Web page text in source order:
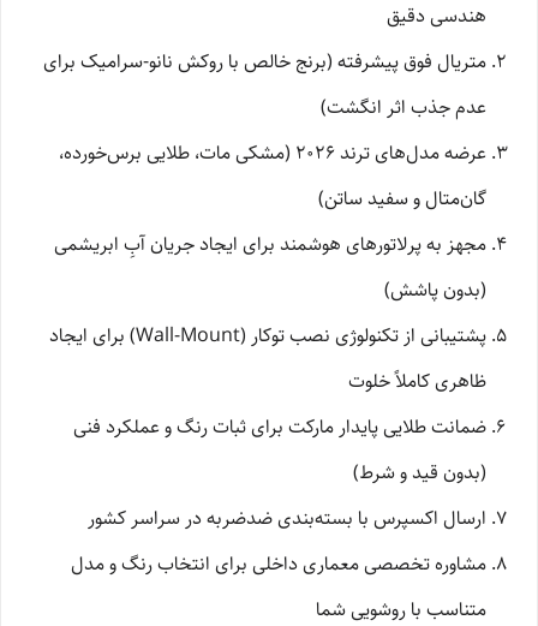
هندسی دقیق
متریال فوق پیشرفته (برنج خالص با روکش نانو-سرامیک برای
عدم جذب اثر انگشت)
عرضه مدل‌های ترند ۲۰۲۶ (مشکی مات، طلایی برس‌خورده،
گان‌متال و سفید ساتن)
مجهز به پرلاتورهای هوشمند برای ایجاد جریان آبِ ابریشمی
(بدون پاشش)
پشتیبانی از تکنولوژی نصب توکار (Wall-Mount) برای ایجاد
ظاهری کاملاً خلوت
ضمانت طلایی پایدار مارکت برای ثبات رنگ و عملکرد فنی
(بدون قید و شرط)
ارسال اکسپرس با بسته‌بندی ضدضربه در سراسر کشور
مشاوره تخصصی معماری داخلی برای انتخاب رنگ و مدل
متناسب با روشویی شما